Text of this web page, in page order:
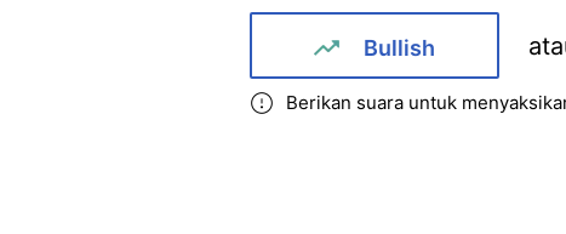
Bullish
Berikan suara untuk